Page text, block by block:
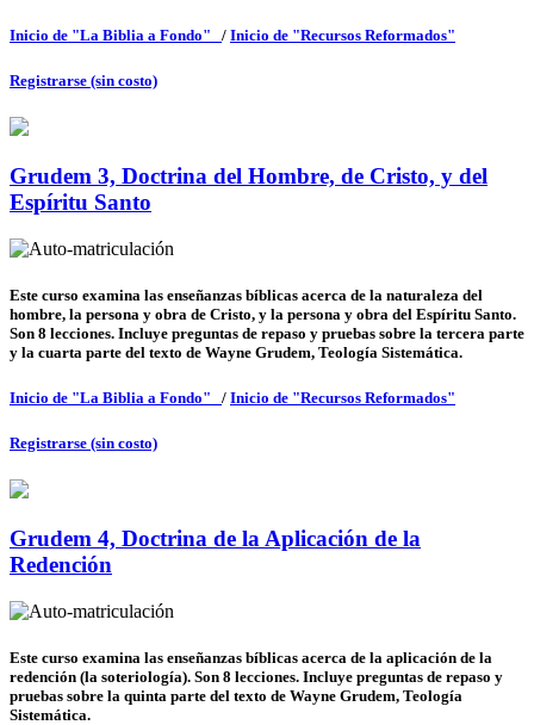
Inicio de "La Biblia a Fondo" / Inicio de "Recursos Reformados"
Registrarse (sin costo)
Grudem 3, Doctrina del Hombre, de Cristo, y del
Espíritu Santo
Este curso examina las enseñanzas bíblicas acerca de la naturaleza del
hombre, la persona y obra de Cristo, y la persona y obra del Espíritu Santo.
Son 8 lecciones. Incluye preguntas de repaso y pruebas sobre la tercera parte
y la cuarta parte del texto de Wayne Grudem, Teología Sistemática.
Inicio de "La Biblia a Fondo" / Inicio de "Recursos Reformados"
Registrarse (sin costo)
Grudem 4, Doctrina de la Aplicación de la
Redención
Este curso examina las enseñanzas bíblicas acerca de la aplicación de la
redención (la soteriología). Son 8 lecciones. Incluye preguntas de repaso y
pruebas sobre la quinta parte del texto de Wayne Grudem, Teología
Sistemática.